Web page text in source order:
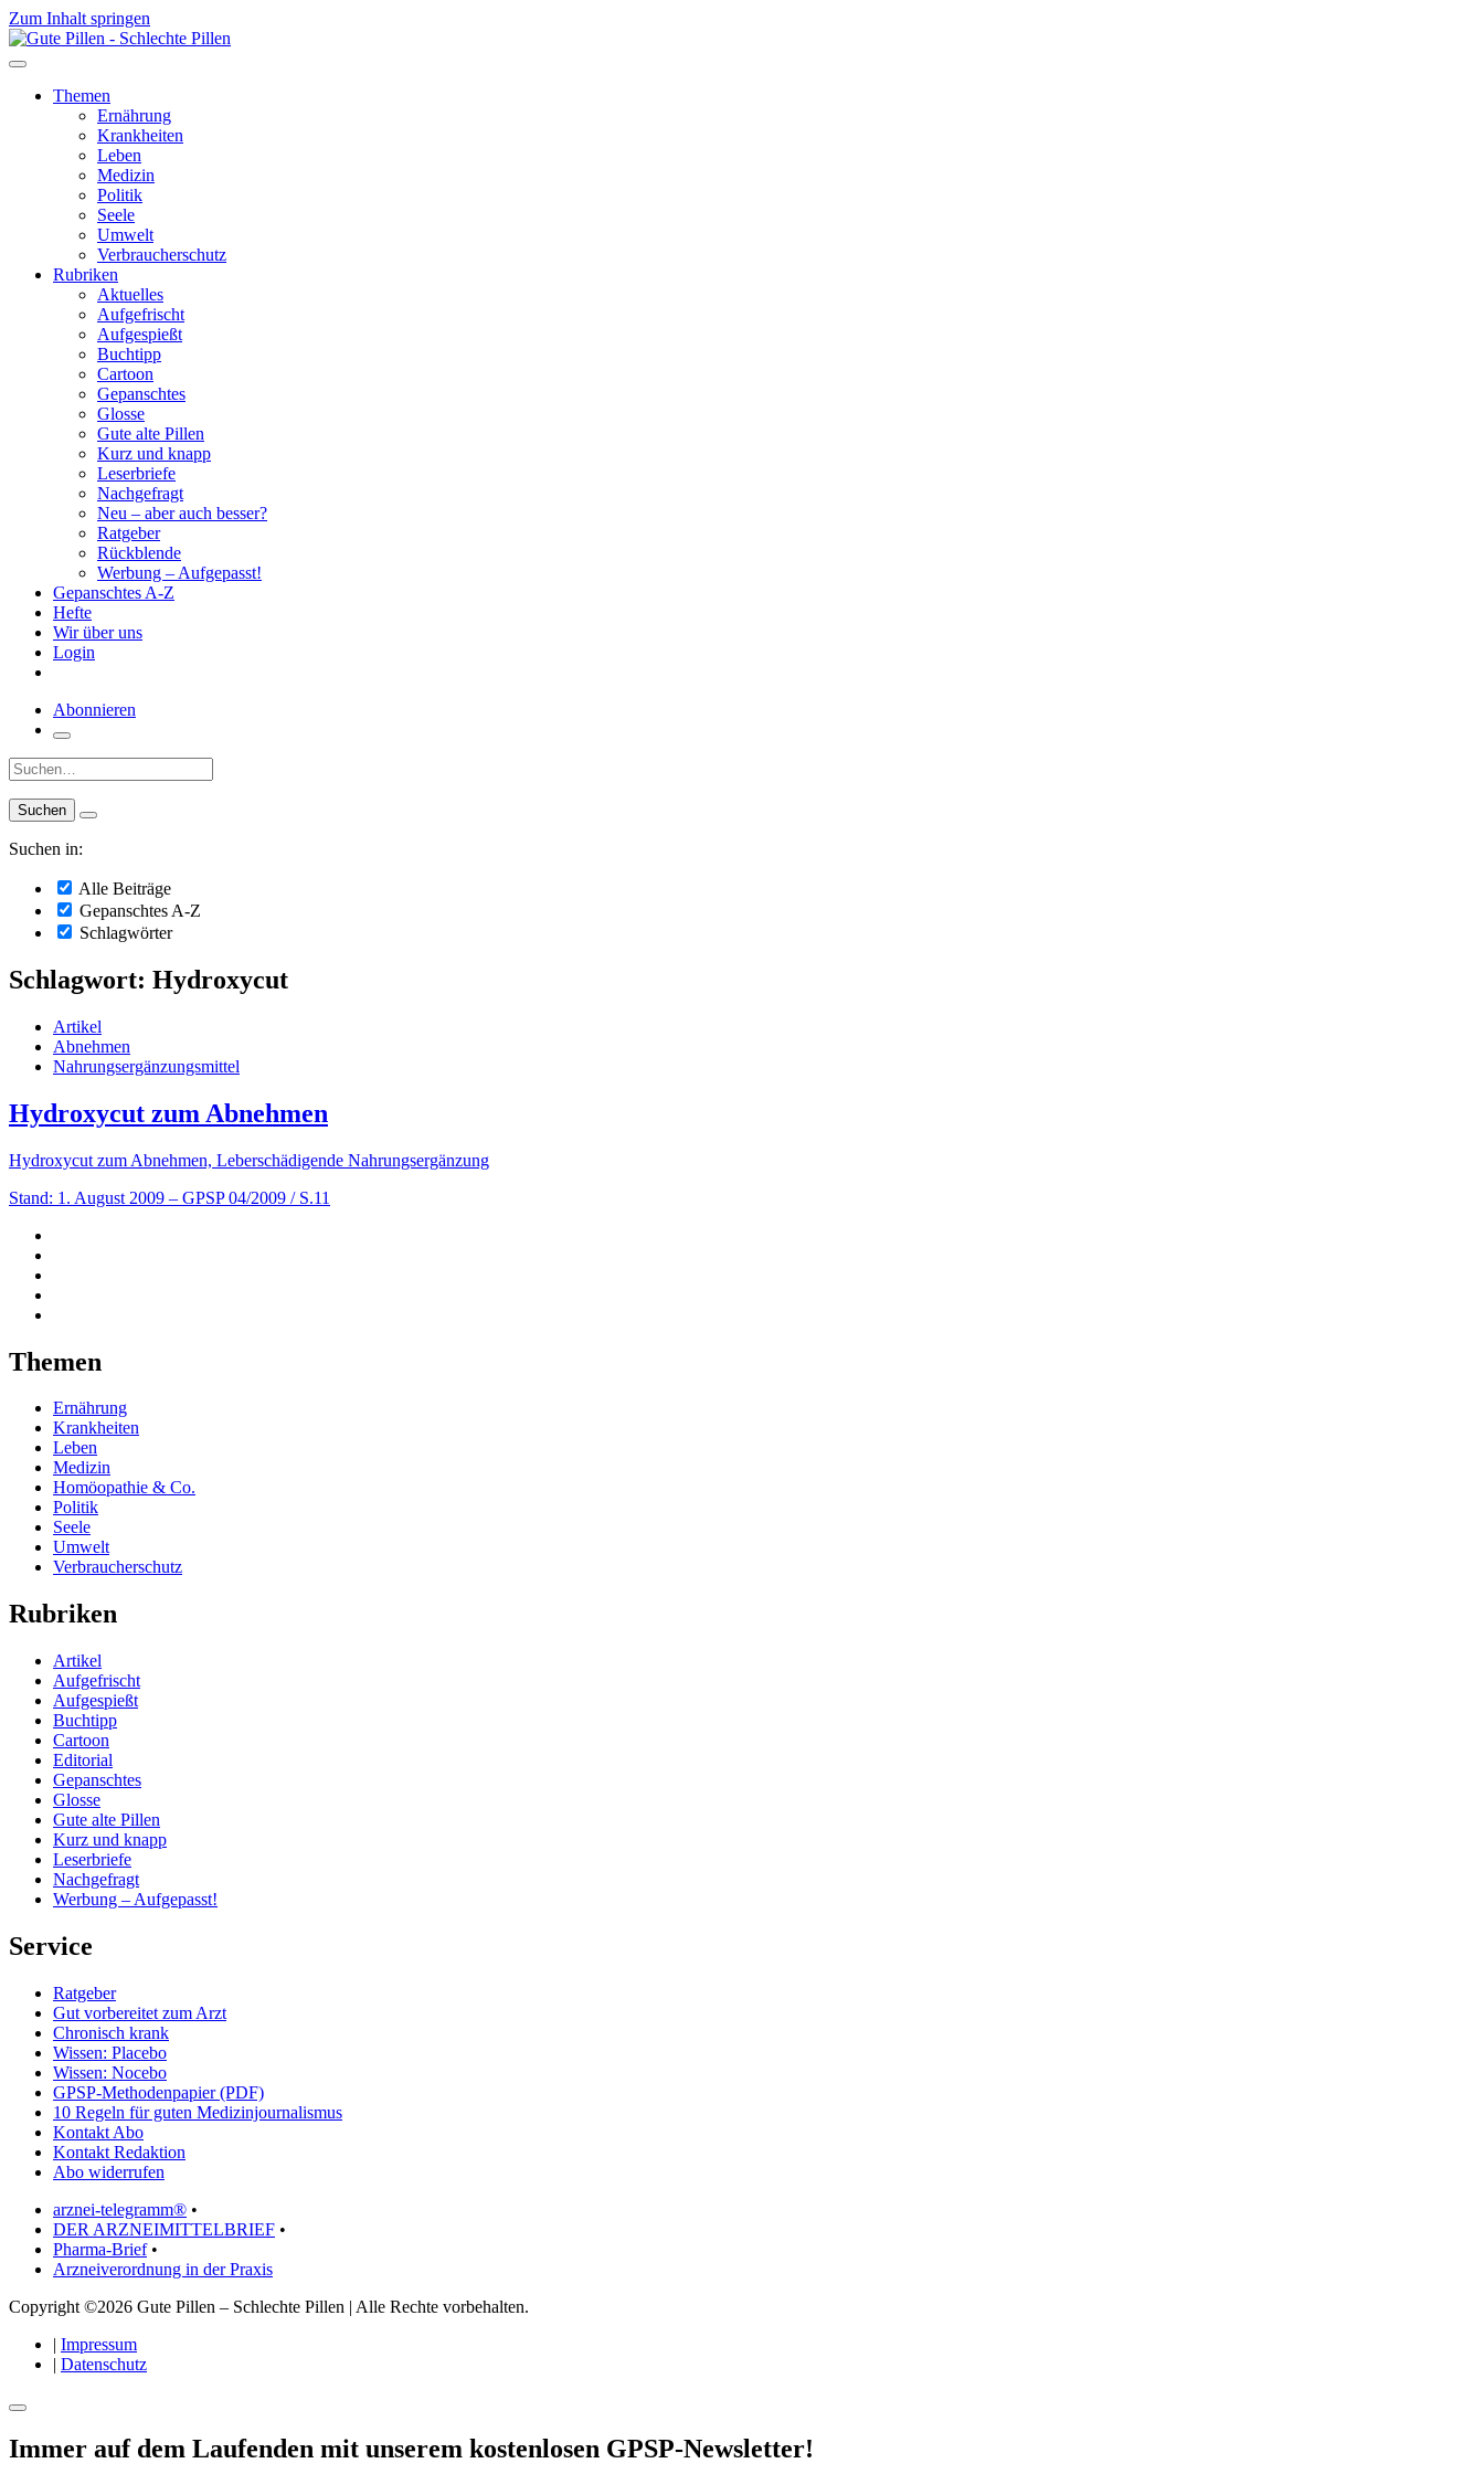
Zum Inhalt springen
Themen
Ernährung
Krankheiten
Leben
Medizin
Politik
Seele
Umwelt
Verbraucherschutz
Rubriken
Aktuelles
Aufgefrischt
Aufgespießt
Buchtipp
Cartoon
Gepanschtes
Glosse
Gute alte Pillen
Kurz und knapp
Leserbriefe
Nachgefragt
Neu – aber auch besser?
Ratgeber
Rückblende
Werbung – Aufgepasst!
Gepanschtes A-Z
Hefte
Wir über uns
Login
Abonnieren
Suche:
Suchen in:
Alle Beiträge
Gepanschtes A-Z
Schlagwörter
Schlagwort: Hydroxycut
Artikel
Abnehmen
Nahrungsergänzungsmittel
Hydroxycut zum Abnehmen
Hydroxycut zum Abnehmen, Leberschädigende Nahrungsergänzung
Stand: 1. August 2009 – GPSP 04/2009 / S.11
Themen
Ernährung
Krankheiten
Leben
Medizin
Homöopathie & Co.
Politik
Seele
Umwelt
Verbraucherschutz
Rubriken
Artikel
Aufgefrischt
Aufgespießt
Buchtipp
Cartoon
Editorial
Gepanschtes
Glosse
Gute alte Pillen
Kurz und knapp
Leserbriefe
Nachgefragt
Werbung – Aufgepasst!
Service
Ratgeber
Gut vorbereitet zum Arzt
Chronisch krank
Wissen: Placebo
Wissen: Nocebo
GPSP-Methodenpapier (PDF)
10 Regeln für guten Medizinjournalismus
Kontakt Abo
Kontakt Redaktion
Abo widerrufen
arznei-telegramm® •
DER ARZNEIMITTELBRIEF •
Pharma-Brief•
Arzneiverordnung in der Praxis
Copyright ©2026 Gute Pillen – Schlechte Pillen | Alle Rechte vorbehalten.
| Impressum
| Datenschutz
Immer auf dem Laufenden mit unserem kostenlosen GPSP-Newsletter!